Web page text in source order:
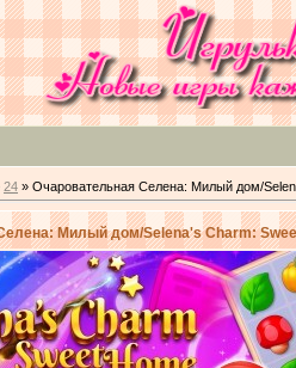
24 » Очаровательная Селена: Милый дом/
Милый дом/Selena's Charm: